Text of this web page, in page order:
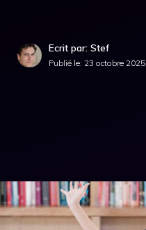
Ecrit par: Stef
Publié le: 23 octobre 2025